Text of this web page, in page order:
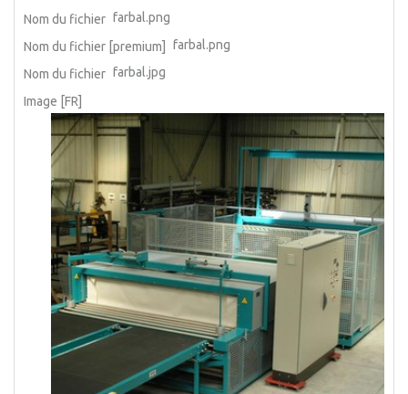
Nom du fichier farbal.png
Nom du fichier [premium]
farbal.png
Nom du fichier farbal.jpg
Image [FR]